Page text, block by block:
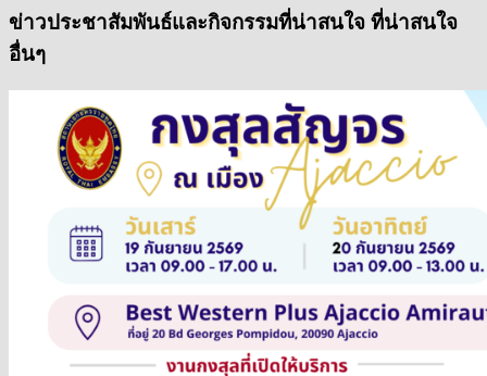
ข่าวประชาสัมพันธ์และกิจกรรมที่น่าสนใจ ที่น่าสนใจ
อื่นๆ